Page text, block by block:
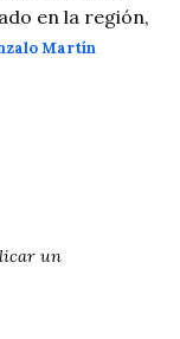
en la región,
Martín
un